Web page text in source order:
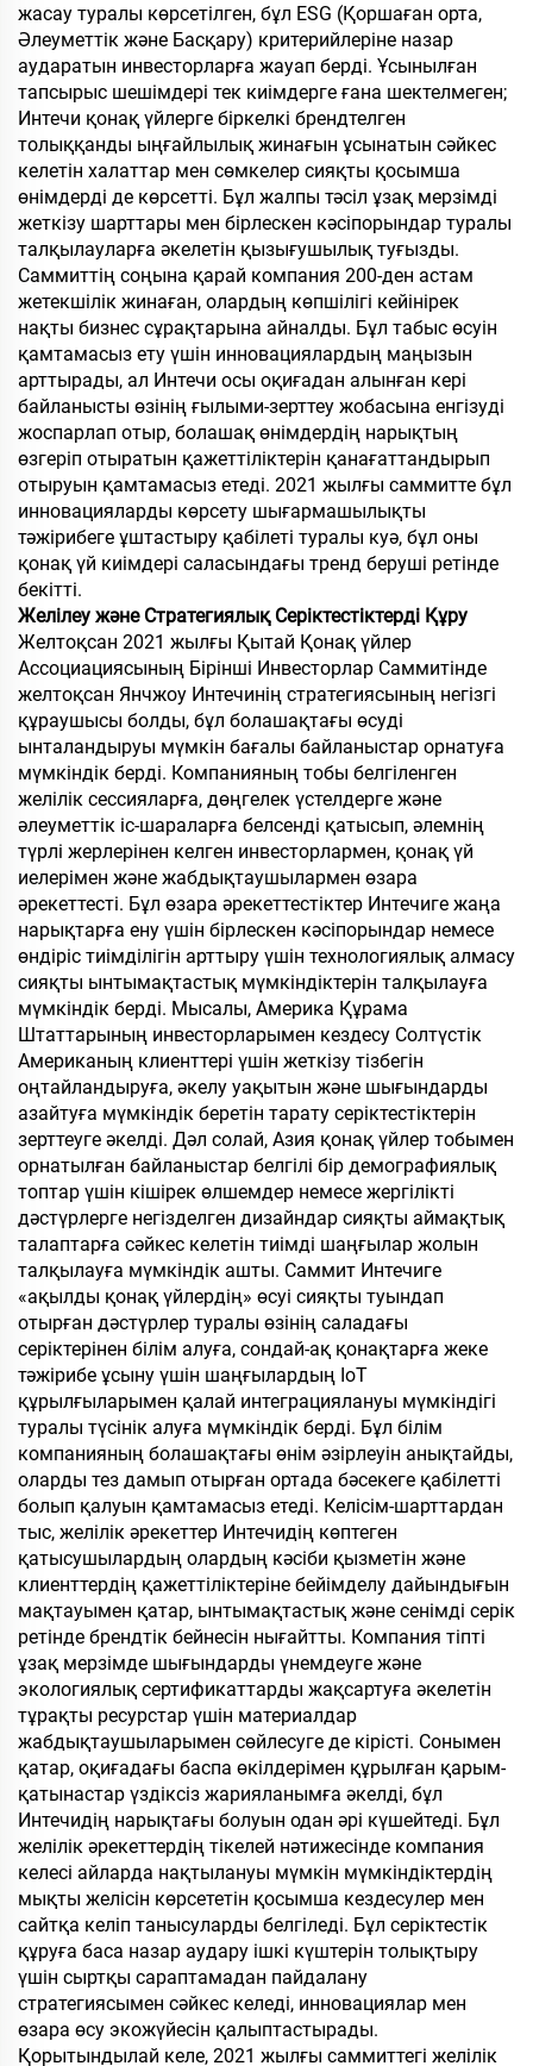
жасау туралы көрсетілген, бұл ESG (Қоршаған орта,
Әлеуметтік және Басқару) критерийлеріне назар
аударатын инвесторларға жауап берді. Ұсынылған
тапсырыс шешімдері тек киімдерге ғана шектелмеген;
Интечи қонақ үйлерге біркелкі брендтелген
толыққанды ыңғайлылық жинағын ұсынатын сәйкес
келетін халаттар мен сөмкелер сияқты қосымша
өнімдерді де көрсетті. Бұл жалпы тәсіл ұзақ мерзімді
жеткізу шарттары мен бірлескен кәсіпорындар туралы
талқылауларға әкелетін қызығушылық туғызды.
Саммиттің соңына қарай компания 200-ден астам
жетекшілік жинаған, олардың көпшілігі кейінірек
нақты бизнес сұрақтарына айналды. Бұл табыс өсуін
қамтамасыз ету үшін инновациялардың маңызын
арттырады, ал Интечи осы оқиғадан алынған кері
байланысты өзінің ғылыми-зерттеу жобасына енгізуді
жоспарлап отыр, болашақ өнімдердің нарықтың
өзгеріп отыратын қажеттіліктерін қанағаттандырып
отыруын қамтамасыз етеді. 2021 жылғы саммитте бұл
инновацияларды көрсету шығармашылықты
тәжірибеге ұштастыру қабілеті туралы куә, бұл оны
қонақ үй киімдері саласындағы тренд беруші ретінде
бекітті.
Желілеу және Стратегиялық Серіктестіктерді Құру
Желтоқсан 2021 жылғы Қытай Қонақ үйлер
Ассоциациясының Бірінші Инвесторлар Саммитінде
желтоқсан Янчжоу Интечинің стратегиясының негізгі
құраушысы болды, бұл болашақтағы өсуді
ынталандыруы мүмкін бағалы байланыстар орнатуға
мүмкіндік берді. Компанияның тобы белгіленген
желілік сессияларға, дөңгелек үстелдерге және
әлеуметтік іс-шараларға белсенді қатысып, әлемнің
түрлі жерлерінен келген инвесторлармен, қонақ үй
иелерімен және жабдықтаушылармен өзара
әрекеттесті. Бұл өзара әрекеттестіктер Интечиге жаңа
нарықтарға ену үшін бірлескен кәсіпорындар немесе
өндіріс тиімділігін арттыру үшін технологиялық алмасу
сияқты ынтымақтастық мүмкіндіктерін талқылауға
мүмкіндік берді. Мысалы, Америка Құрама
Штаттарының инвесторларымен кездесу Солтүстік
Американың клиенттері үшін жеткізу тізбегін
оңтайландыруға, әкелу уақытын және шығындарды
азайтуға мүмкіндік беретін тарату серіктестіктерін
зерттеуге әкелді. Дәл солай, Азия қонақ үйлер тобымен
орнатылған байланыстар белгілі бір демографиялық
топтар үшін кішірек өлшемдер немесе жергілікті
дәстүрлерге негізделген дизайндар сияқты аймақтық
талаптарға сәйкес келетін тиімді шаңғылар жолын
талқылауға мүмкіндік ашты. Саммит Интечиге
«ақылды қонақ үйлердің» өсуі сияқты туындап
отырған дәстүрлер туралы өзінің саладағы
серіктерінен білім алуға, сондай-ақ қонақтарға жеке
тәжірибе ұсыну үшін шаңғылардың IoT
құрылғыларымен қалай интеграциялануы мүмкіндігі
туралы түсінік алуға мүмкіндік берді. Бұл білім
компанияның болашақтағы өнім әзірлеуін анықтайды,
оларды тез дамып отырған ортада бәсекеге қабілетті
болып қалуын қамтамасыз етеді. Келісім-шарттардан
тыс, желілік әрекеттер Интечидің көптеген
қатысушылардың олардың кәсіби қызметін және
клиенттердің қажеттіліктеріне бейімделу дайындығын
мақтауымен қатар, ынтымақтастық және сенімді серік
ретінде брендтік бейнесін нығайтты. Компания тіпті
ұзақ мерзімде шығындарды үнемдеуге және
экологиялық сертификаттарды жақсартуға әкелетін
тұрақты ресурстар үшін материалдар
жабдықтаушыларымен сөйлесуге де кірісті. Сонымен
қатар, оқиғадағы баспа өкілдерімен құрылған қарым-
қатынастар үздіксіз жарияланымға әкелді, бұл
Интечидің нарықтағы болуын одан әрі күшейтеді. Бұл
желілік әрекеттердің тікелей нәтижесінде компания
келесі айларда нақтылануы мүмкін мүмкіндіктердің
мықты желісін көрсететін қосымша кездесулер мен
сайтқа келіп танысуларды белгіледі. Бұл серіктестік
құруға баса назар аудару ішкі күштерін толықтыру
үшін сыртқы сараптамадан пайдалану
стратегиясымен сәйкес келеді, инновациялар мен
өзара өсу экожүйесін қалыптастырады.
Қорытындылай келе, 2021 жылғы саммиттегі желілік